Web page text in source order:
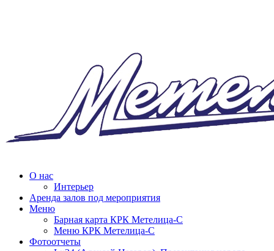
О нас
Интерьер
Аренда залов под мероприятия
Меню
Барная карта КРК Метелица-С
Меню КРК Метелица-С
Фотоотчеты